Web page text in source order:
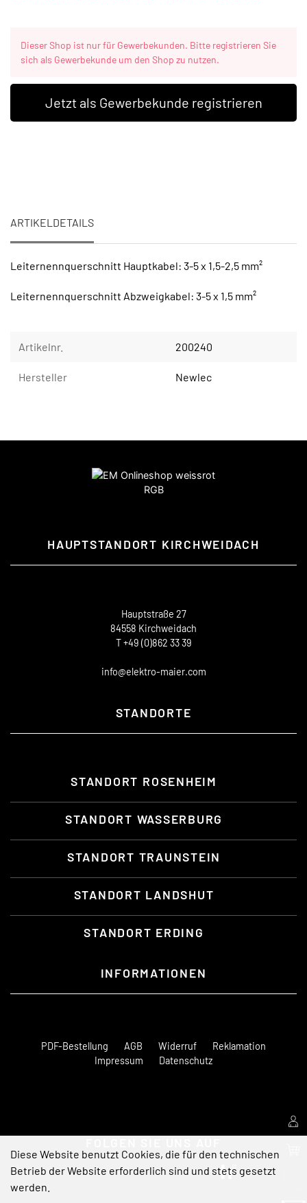
Dieser Shop ist nur für Gewerbekunden. Bitte registrieren Sie
sich als Gewerbekunde um den Shop zu nutzen.
Jetzt als Gewerbekunde registrieren
ARTIKELDETAILS
Leiternennquerschnitt Hauptkabel: 3-5 x 1,5-2,5 mm²
Leiternennquerschnitt Abzweigkabel: 3-5 x 1,5 mm²
Artikelnr. 200240
Hersteller Newlec
HAUPTSTANDORT KIRCHWEIDACH
Hauptstraße 27
84558 Kirchweidach
T +49 (0)862 33 39
info@elektro-maier.com
STANDORTE
STANDORT ROSENHEIM
STANDORT WASSERBURG
STANDORT TRAUNSTEIN
STANDORT LANDSHUT
STANDORT ERDING
INFORMATIONEN
PDF-Bestellung AGB Widerruf
Reklamation
Impressum
Datenschutz
Diese Website benutzt Cookies, die für den technischen
Betrieb der Website erforderlich sind und stets gesetzt
werden.
Notwendig